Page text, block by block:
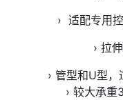
› 适配专用
› 拉
› 管型和U型
› 较大承